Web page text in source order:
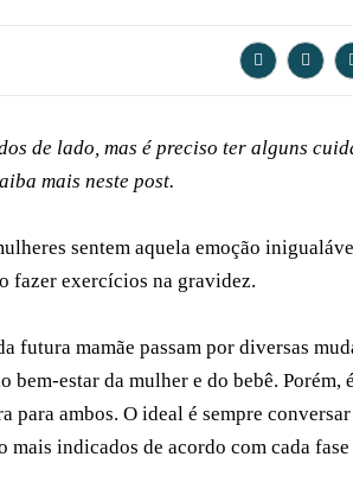
de lado, mas é preciso ter alguns
mais neste post.
sentem aquela emoção
fazer exercícios na gravidez.
futura mamãe passam por diversas
estar da mulher e do bebê. Porém,
ambos. O ideal é sempre
indicados de acordo com cada fase